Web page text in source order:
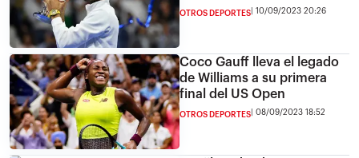
OTROS DEPORTES 10/09/2023 20:26
Coco Gauff lleva el legado
de Williams a su primera
final del US Open
OTROS DEPORTES 08/09/2023 18:52